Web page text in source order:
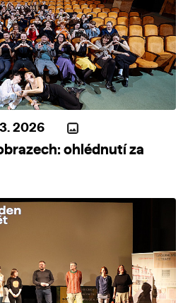
2026
ohlédnutí za